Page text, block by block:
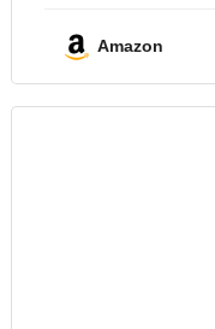
Amazon